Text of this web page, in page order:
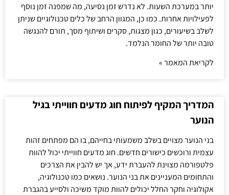
יותר במערכת השעות. לא נדרש זמן נסיעה, מה שמפנה זמן נוסף
לפעילויות אחרות. כמו כן, המגוון הרחב של כלים טכנולוגיים שניתן
לשלב בשיעורים, כגון מצגות, סקרים ושיתוף מסך, תורם להנגשה
טובה יותר של החומר הנלמד.
לקריאת המאמר »
המדריך המקיף לפיתוח חוג מדעים חווייתי בגיל
הנוער
בני הנוער מצויים בשלב משמעותי בחייהם, בו הם מפתחים זהות
עצמית ורוכשים כישורים חדשים. חוג מדעים חווייתי יכול להוות
פלטפורמה מצוינת להעברת ידע, אך יש להבין את הצרכים
והתחומים המעניינים את בני הנוער. נושאים כמו טכנולוגיה,
אקולוגיה וחקר החלל יכולים להוות מוקד משיכה ולסייע בהגברת